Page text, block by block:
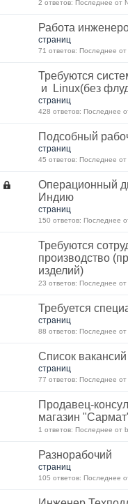
2 ответов: Последнее от
Работа
страниц
71 ответов: Последнее
Требуются
и Linux(без
страниц
428 ответов: Последнее
Подсобный
страниц
45 ответов: Последнее
Операционный
Индию
страниц
150 ответов: Последнее
Требуются
производство
изделий)
23 ответов: Последнее
Требуется
страниц
88 ответов: Последнее
Список вакансий
страниц
77 ответов: Последнее
Продавец-
магазин
1 ответов: Последнее от
Разнорабочий
страниц
105 ответов: Последнее